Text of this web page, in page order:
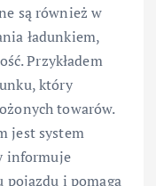
są również w
ładunkiem,
Przykładem
który
towarów.
jest system
informuje
pojazdu i pomaga